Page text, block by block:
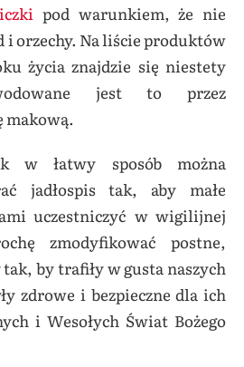
pod warunkiem, że nie
i orzechy. Na liście produktów
życia znajdzie się niestety
jest to przez
makową.
w łatwy sposób można
jadłospis tak, aby małe
uczestniczyć w wigilijnej
zmodyfikować postne,
by trafiły w gusta naszych
zdrowe i bezpieczne dla ich
i Wesołych Świat Bożego